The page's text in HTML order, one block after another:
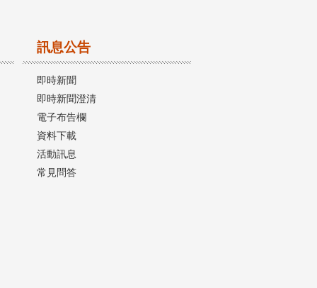
訊息公告
即時新聞
即時新聞澄清
電子布告欄
資料下載
活動訊息
常見問答